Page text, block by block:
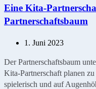
Eine Kita-
Partnerschaftsbaum
1. Juni 2023
Der Partnerschaftsbaum
Kita-Partnerschaft planen
spielerisch und auf